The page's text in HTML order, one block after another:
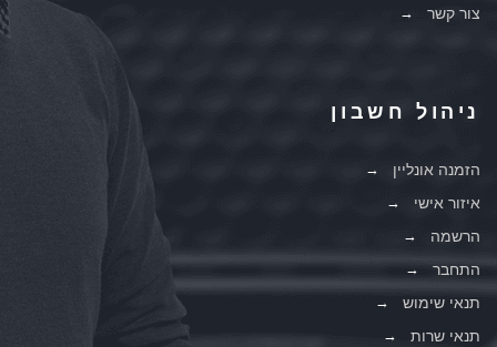
צור קשר
ניהול חשבון
הזמנה אונליין
איזור אישי
הרשמה
התחבר
תנאי שימוש
תנאי שרות